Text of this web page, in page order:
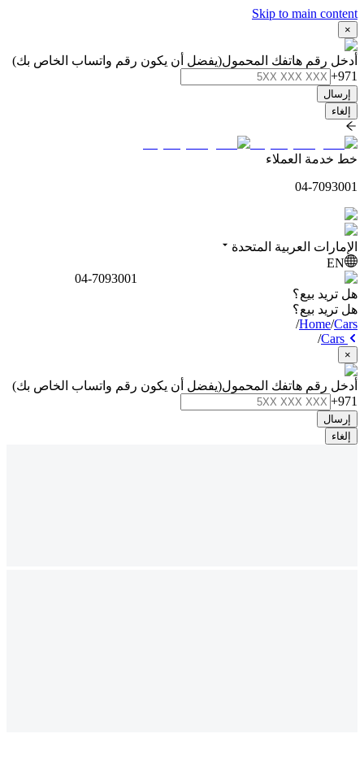
Skip to main content
×
أدخل رقم هاتفك المحمول(يفضل أن يكون رقم واتساب الخاص بك)
+971
إرسال
إلغاء
خط خدمة العملاء
04-7093001
الإمارات العربية المتحدة
EN
04-7093001
هل تريد بيع؟
هل تريد بيع؟
Home/Cars
/
/
×
أدخل رقم هاتفك المحمول(يفضل أن يكون رقم واتساب الخاص بك)
+971
إرسال
إلغاء